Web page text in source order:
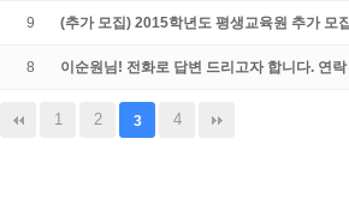
9 (추가 모집) 2015학년도 평생교육원 추가 모
8 이순원님! 전화로 답변 드리고자 합니다. 연
1 2 3 4